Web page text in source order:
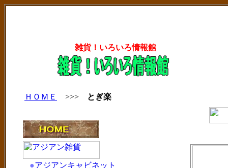
雑貨！いろいろ情報館
ＨＯＭＥ
>>> とぎ楽
●アジアンキャビネット